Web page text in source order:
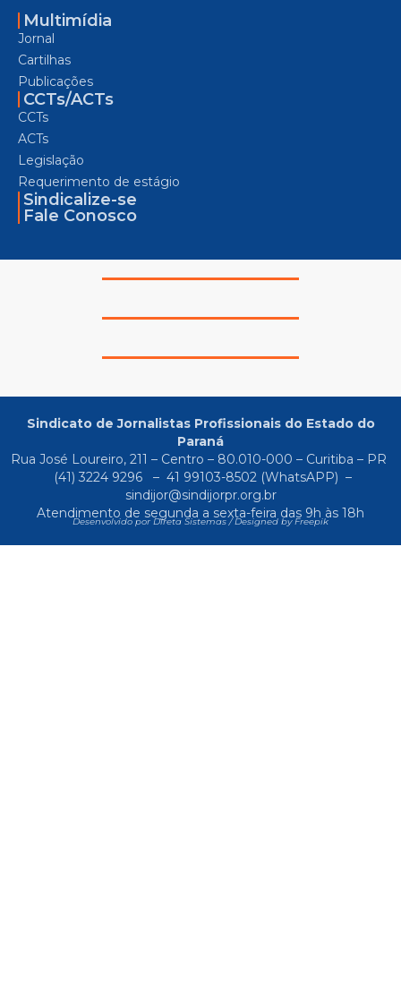
Multimídia
Jornal
Cartilhas
Publicações
CCTs/ACTs
CCTs
ACTs
Legislação
Requerimento de estágio
Sindicalize-se
Fale Conosco
Sindicato de Jornalistas Profissionais do Estado do
Paraná
Rua José Loureiro, 211 – Centro – 80.010-000 – Curitiba – PR
(41) 3224 9296
– 41 99103-8502(WhatsAPP) –
sindijor@sindijorpr.org.br
Atendimento de segunda a sexta-feira das 9h às 18h
Desenvolvido por Direta Sistemas /Designed by Freepik